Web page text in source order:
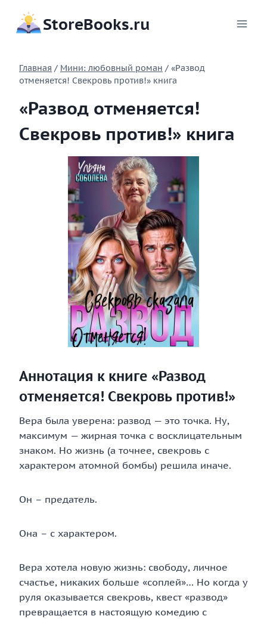
содержимому
StoreBooks.ru
Главная / Мини: любовный роман / «Развод
отменяется! Свекровь против!» книга
«Развод отменяется!
Свекровь против!» книга
Аннотация к книге «Развод
отменяется! Свекровь против!»
Вера была уверена: развод — это точка. Ну,
максимум — жирная точка с восклицательным
знаком. Но жизнь (а точнее, свекровь с
характером атомной бомбы) решила иначе.
Он – предатель.
Она – с характером.
Вера хотела новую жизнь: свободу, личное
счастье, никаких больше «соплей»… Но когда у
руля оказывается свекровь, квест «развод»
превращается в настоящую комедию с